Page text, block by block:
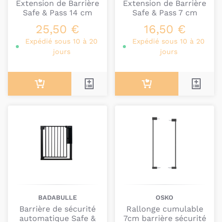
Extension de Barrière
Safe & Pass 14 cm
25,50 €
Expédié sous 10 à 20
jours
Extension de Barrière
Safe & Pass 7 cm
16,50 €
Expédié sous 10 à 20
jours
BADABULLE
Barrière de sécurité
automatique Safe &
OSKO
Rallonge cumulable
7cm barrière sécurité